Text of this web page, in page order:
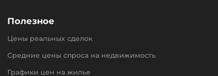
Полезное
Цены реальных сделок
Средние цены спроса на недвижимость
Графики цен на жилье